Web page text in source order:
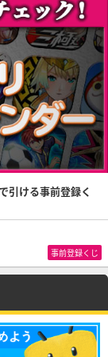
引ける事前登録く
事前登録くじ